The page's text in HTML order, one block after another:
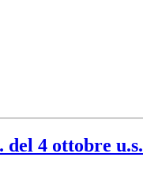
4 ottobre u.s.